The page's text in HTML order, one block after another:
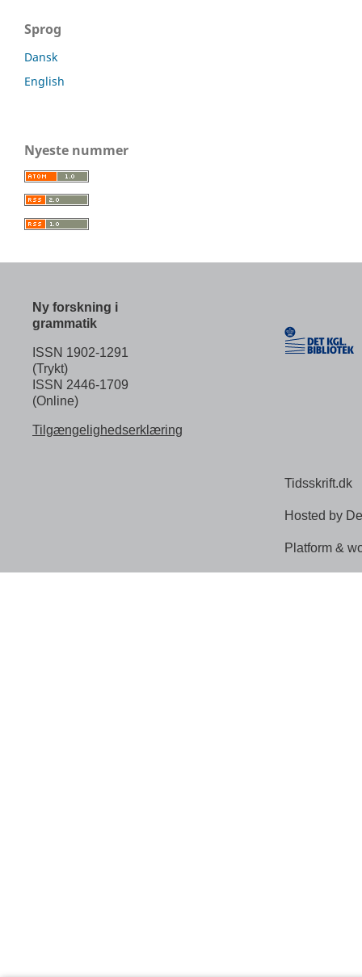
Sprog
Dansk
English
Nyeste nummer
Ny forskning i
grammatik
ISSN 1902-1291
(Trykt)
ISSN 2446-1709
(Online)
Tilgængelighedserklæring